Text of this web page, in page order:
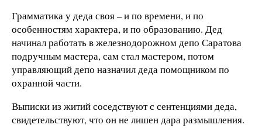
Грамматика у деда своя – и по времени, и по
особенностям характера, и по образованию. Дед
начинал работать в железнодорожном депо Саратова
подручным мастера, сам стал мастером, потом
управляющий депо назначил деда помощником по
охранной части.
Выписки из житий соседствуют с сентенциями деда,
свидетельствуют, что он не лишен дара размышления.